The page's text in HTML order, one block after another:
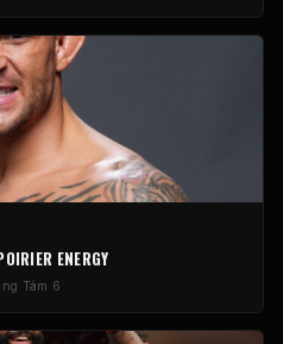
ENERGY
Tám 6